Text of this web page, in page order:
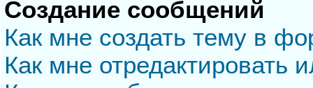
Создание сообщений
Как мне создать тему в
Как мне отредактировать